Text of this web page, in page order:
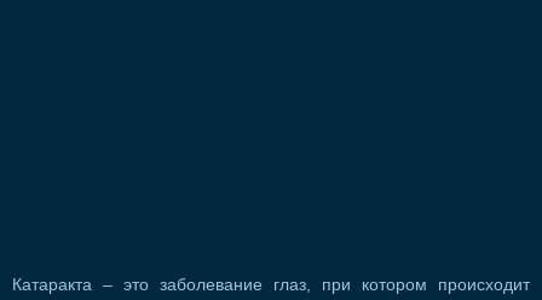
Катаракта – это заболевание глаз, при котором происходит